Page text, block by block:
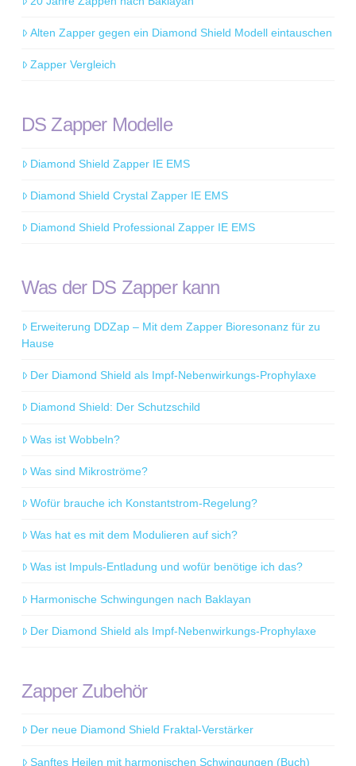
Alten Zapper gegen ein Diamond Shield Modell eintauschen
Zapper Vergleich
DS Zapper Modelle
Diamond Shield Zapper IE EMS
Diamond Shield Crystal Zapper IE EMS
Diamond Shield Professional Zapper IE EMS
Was der DS Zapper kann
Erweiterung DDZap – Mit dem Zapper Bioresonanz für zu
Hause
Der Diamond Shield als Impf-Nebenwirkungs-Prophylaxe
Diamond Shield: Der Schutzschild
Was ist Wobbeln?
Was sind Mikroströme?
Wofür brauche ich Konstantstrom-Regelung?
Was hat es mit dem Modulieren auf sich?
Was ist Impuls-Entladung und wofür benötige ich das?
Harmonische Schwingungen nach Baklayan
Der Diamond Shield als Impf-Nebenwirkungs-Prophylaxe
Zapper Zubehör
Der neue Diamond Shield Fraktal-Verstärker
Sanftes Heilen mit harmonischen Schwingungen (Buch)